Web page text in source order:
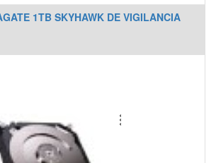
1TB SKYHAWK DE VIGILANCIA